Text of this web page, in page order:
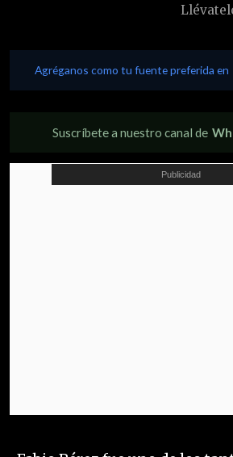
Agréganos como tu fuente preferida en
Suscríbete a nuestro canal de